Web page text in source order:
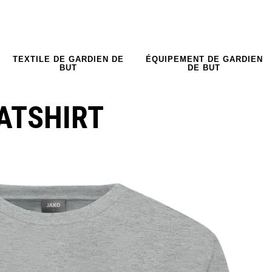
TEXTILE DE GARDIEN DE
BUT
ÉQUIPEMENT DE GARDIEN
DE BUT